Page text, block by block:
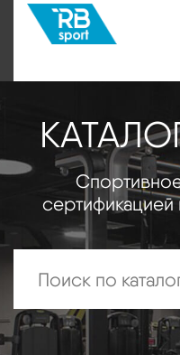
сертификацией